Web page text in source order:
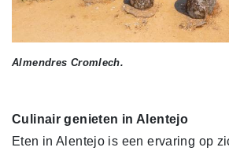
Almendres Cromlech.
Culinair genieten in Alentejo
Eten in Alentejo is een ervaring op